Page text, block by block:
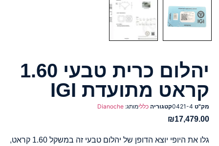
יהלום כרית טבעי 1.60
קראט מתועדת IGI
מק"ט 0421-4קטגוריה כללימותג: Dianoche
₪17,479.00
גלו את היופי יוצא הדופן של יהלום טבעי זה במשקל 1.60 קראט,